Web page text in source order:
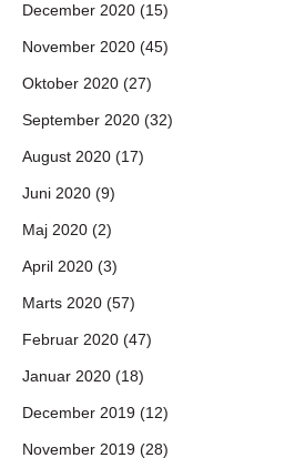
December 2020 (15)
November 2020 (45)
Oktober 2020 (27)
September 2020 (32)
August 2020 (17)
Juni 2020 (9)
Maj 2020 (2)
April 2020 (3)
Marts 2020 (57)
Februar 2020 (47)
Januar 2020 (18)
December 2019 (12)
November 2019 (28)